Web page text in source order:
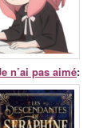
n’ai pas aimé: